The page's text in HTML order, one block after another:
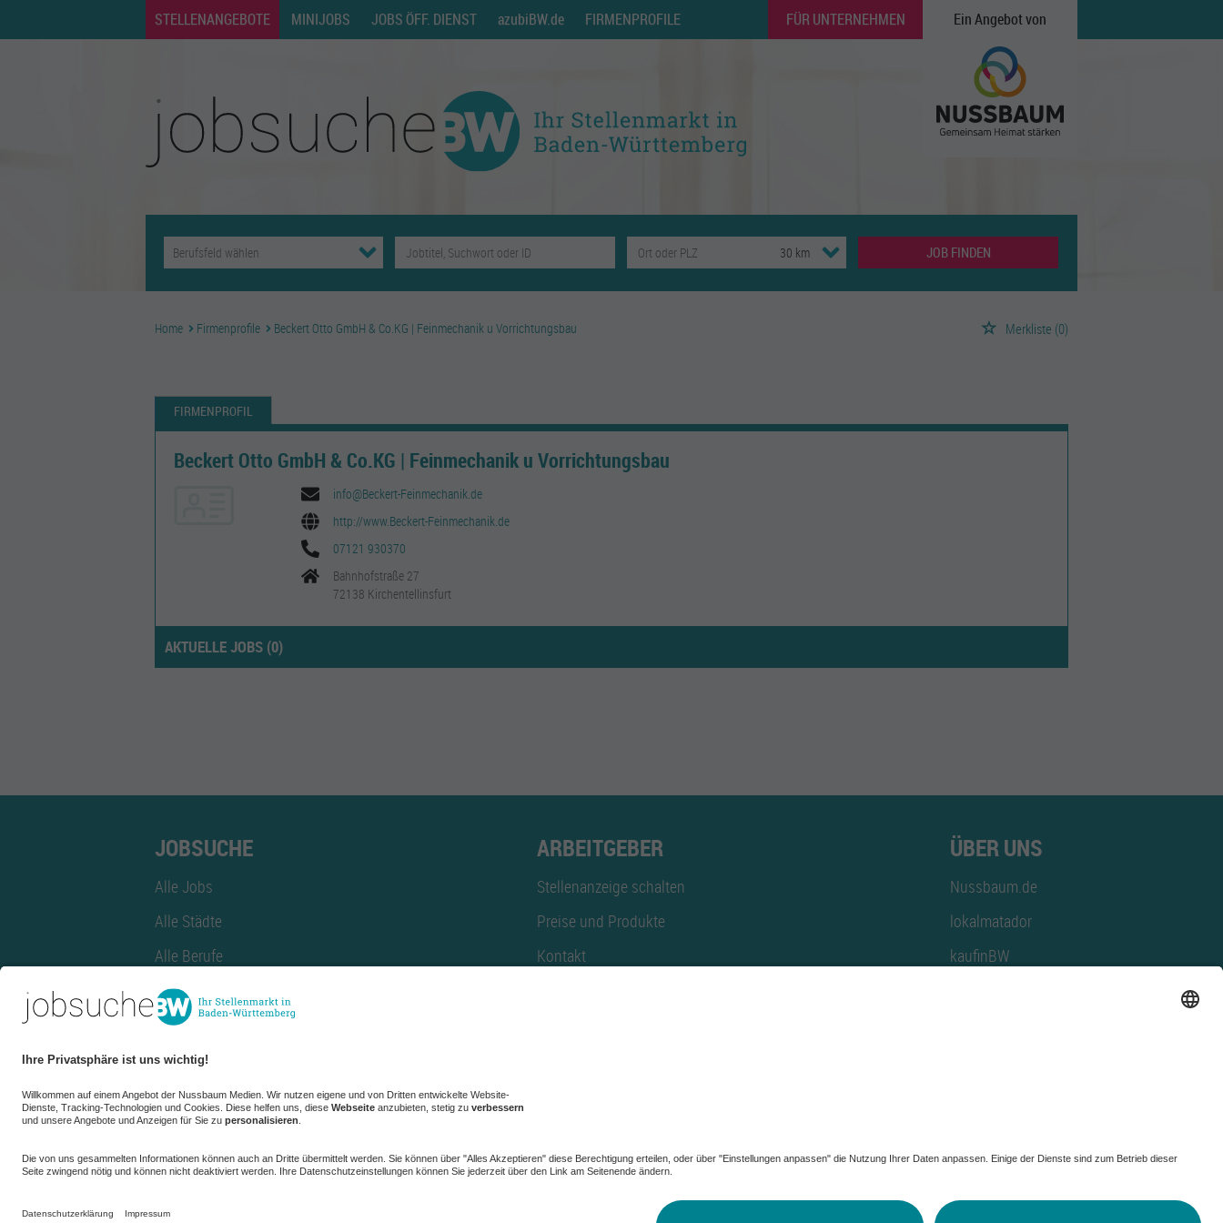
STELLENANGEBOTE MINIJOBS JOBS ÖFF. DIENST azubiBW.de FIRMENPROFILE FÜR UNTERNEHMEN Ein Angebot von
JOB FINDEN
Home Firmenprofile Beckert Otto GmbH & Co.KG | Feinmechanik u Vorrichtungsbau Merkliste (0)
FIRMENPROFIL
Beckert Otto GmbH & Co.KG | Feinmechanik u Vorrichtungsbau
info@Beckert-Feinmechanik.de
http://www.Beckert-Feinmechanik.de
07121 930370
Bahnhofstraße 27
72138 Kirchentellinsfurt
AKTUELLE JOBS (0)
JOBSUCHE
Alle Jobs
Alle Städte
Alle Berufe
Alle Berufe nach Stadt
Alle Tätigkeitsbereiche
Alle Tätigkeitsbereiche nach Stadt
azubiBW.de
Minijobs
Firmenprofil
ARBEITGEBER
Stellenanzeige schalten
Preise und Produkte
Kontakt
ÜBER UNS
Nussbaum.de
lokalmatador
kaufinBW